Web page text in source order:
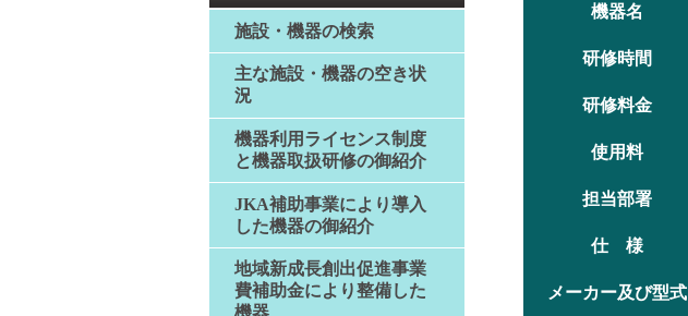
施設・機器の検索
主な施設・機器の空き状
況
機器利用ライセンス制度
と機器取扱研修の御紹介
JKA補助事業により導入
した機器の御紹介
地域新成長創出促進事業
費補助金により整備した
機器名
研修時間
研修料金
使用料
担当部署
仕 様
メーカー及び型式